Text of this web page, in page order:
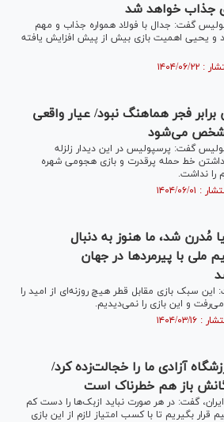
جذاب خواهد شد
گفت: جدال با فولاد همواره جذاب و مهم
و یحیی اهمیت بازی بیش از پیش افزایش یافته
فجر هماهنگ نبود/ عیار واقعی
می‌شود
گفت: پرسپولیس در این دیدار زلزله
خط حمله پرقدرت و بازی هجومی شهره
را نداشت.
مُدرن شد، ما هنوز به دنبال
با پیرمرد‌ها در جهان
سبک بازی مقابل قطر هیچ روزنه‌ای از امید را
می‌رفت و این بازی را نمی‌دیدیم.
آزادی ما را خجالت‌زده کرد/
باز هم خطرناک است
گفت: در هر صورت نباید ازبک‌ها را دست کم
قرار بگیریم تا با کسب امتیاز لازم از این بازی